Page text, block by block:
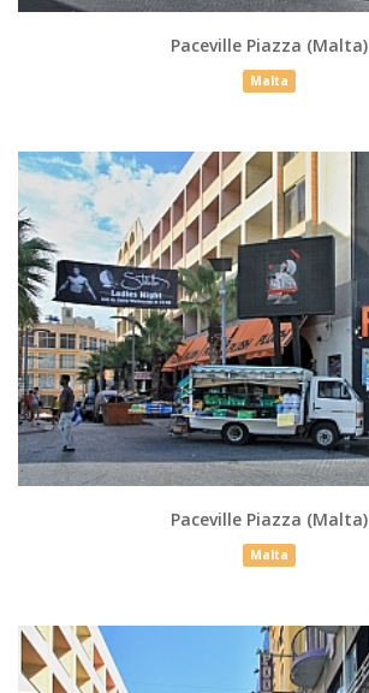
Paceville Piazza (Malta)
Malta
Paceville Piazza (Malta)
Malta